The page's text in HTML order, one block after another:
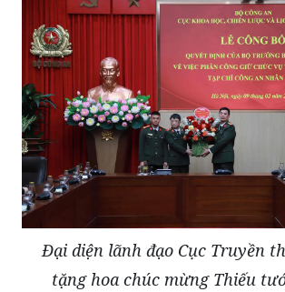
Đại diện lãnh đạo Cục Truyền
tặng hoa chúc mừng Thiếu